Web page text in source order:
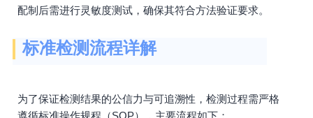
配制后需进行灵敏度测试，确保其符合方法验证要求。
标准检测流程详解
为了保证检测结果的公信力与可追溯性，检测过程需严格
遵循标准操作规程（SOP），主要流程如下：